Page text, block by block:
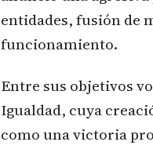
entidades, fusión de
funcionamiento.
Entre sus objetivos
Igualdad, cuya
como una victoria